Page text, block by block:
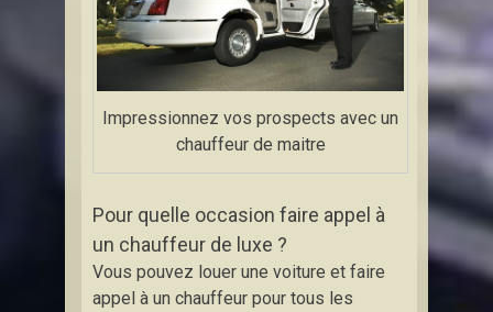
Impressionnez vos prospects avec un
chauffeur de maitre
Pour quelle occasion faire appel à
un chauffeur de luxe ?
Vous pouvez louer une voiture et faire
appel à un chauffeur pour tous les